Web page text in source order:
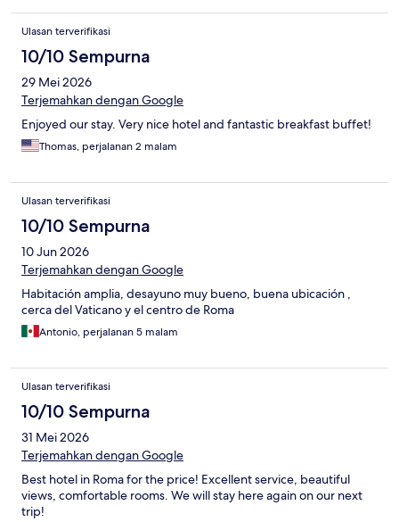
Ulasan terverifikasi
10/10 Sempurna
29 Mei 2026
Terjemahkan dengan Google
Enjoyed our stay. Very nice hotel and fantastic breakfast buffet!
Thomas, perjalanan 2 malam
Ulasan terverifikasi
10/10 Sempurna
10 Jun 2026
Terjemahkan dengan Google
Habitación amplia, desayuno muy bueno, buena ubicación ,
cerca del Vaticano y el centro de Roma
Antonio, perjalanan 5 malam
Ulasan terverifikasi
10/10 Sempurna
31 Mei 2026
Terjemahkan dengan Google
Best hotel in Roma for the price! Excellent service, beautiful
views, comfortable rooms. We will stay here again on our next
trip!